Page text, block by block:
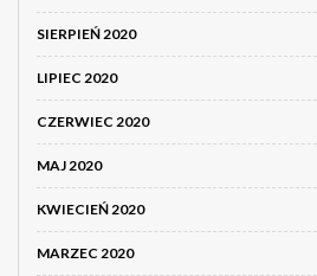
SIERPIEŃ 2020
LIPIEC 2020
CZERWIEC 2020
MAJ 2020
KWIECIEŃ 2020
MARZEC 2020